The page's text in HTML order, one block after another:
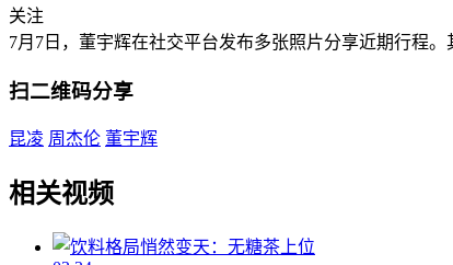
关注
7月7日，董宇辉在社交平台发布多张照片分享近期行程
扫二维码分享
昆凌 周杰伦 董宇辉
相关视频